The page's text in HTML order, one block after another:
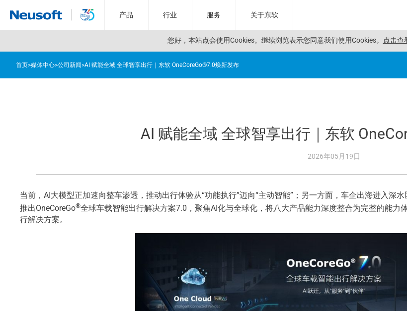
您好， 本站点会使用Cookies。 继续浏览表示您同意我们使用Cookies。 点击查
产品 行业 服务 关于东软
首页>媒体中心>公司新闻>AI 赋能全域 全球智享出行｜东软 OneCoreGo®7.0焕新发布
AI 赋能全域 全球智享出行｜东软
2026年05月19日
当前，AI大模型正加速向整车渗透，推动出行体验从“功能执行”迈向“主动智能”；另一方面，车企出海进入深
推出OneCoreGo®全球车载智能出行解决方案7.0，聚焦AI化与全球化，将八大产品能力深度整合为完整的能
行解决方案。